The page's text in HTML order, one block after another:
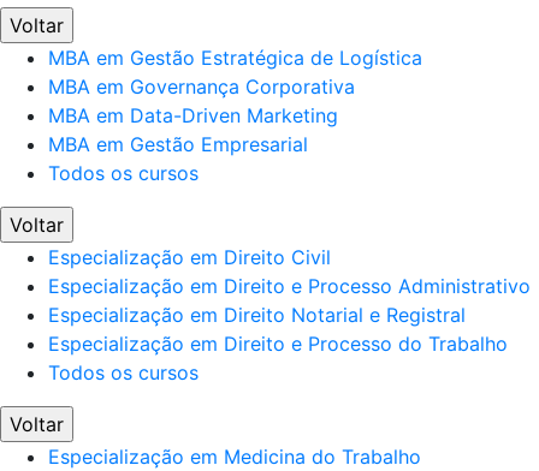
Voltar
MBA em Gestão Estratégica de Logística
MBA em Governança Corporativa
MBA em Data-Driven Marketing
MBA em Gestão Empresarial
Todos os cursos
Voltar
Especialização em Direito Civil
Especialização em Direito e Processo Administrativo
Especialização em Direito Notarial e Registral
Especialização em Direito e Processo do Trabalho
Todos os cursos
Voltar
Especialização em Medicina do Trabalho